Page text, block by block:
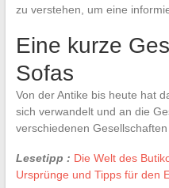
zu verstehen, um eine
Eine kurze
Sofas
Von der Antike bis heute hat
sich verwandelt und an die
verschiedenen Gesellschaften
Lesetipp : Die Welt des
Ursprünge und Tipps für den